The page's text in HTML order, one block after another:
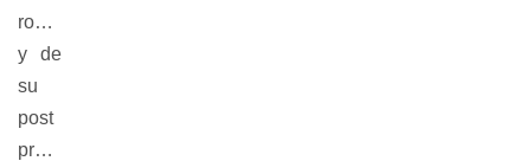
rodaje
y de
su
post
producción